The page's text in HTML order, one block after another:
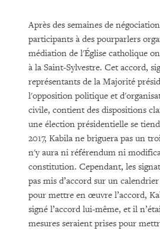
Après des semaines de
participants à des pourparlers
médiation de l'Église catholique
à la Saint-Sylvestre. Cet accord,
représentants de la Majorité
l'opposition politique et
civile, contient des dispositions
une élection présidentielle se
2017, Kabila ne briguera pas un
n'y aura ni référendum ni
constitution. Cependant, les
pas mis d’accord sur un
pour mettre en œuvre l’accord,
signé l’accord lui-même, et il
mesures seraient prises pour